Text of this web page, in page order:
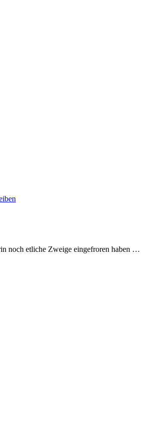
noch etliche Zweige eingefroren haben …